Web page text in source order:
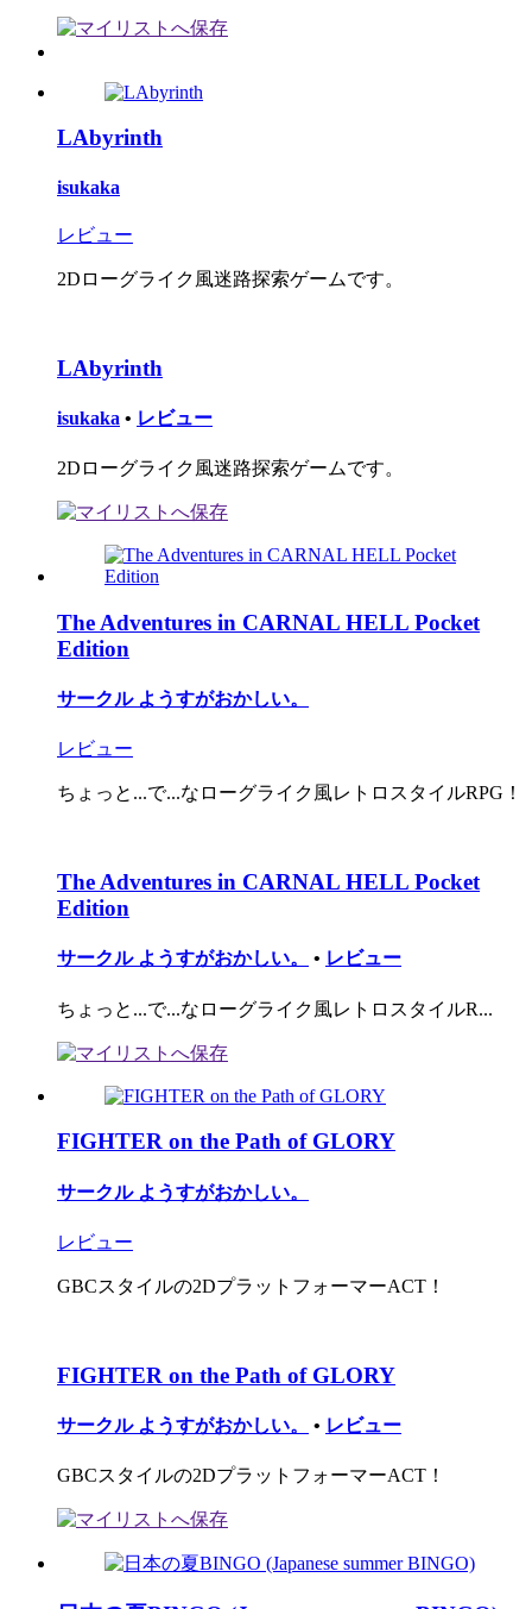
LAbyrinth
isukaka
レビュー
2Dローグライク風迷路探索ゲームです。
LAbyrinth
isukaka • レビュー
2Dローグライク風迷路探索ゲームです。
The Adventures in CARNAL HELL Pocket
Edition
サークル ようすがおかしい。
レビュー
ちょっと...で...なローグライク風レトロスタイルRPG！
The Adventures in CARNAL HELL Pocket
Edition
サークル ようすがおかしい。 • レビュー
ちょっと...で...なローグライク風レトロスタイルR...
FIGHTER on the Path of GLORY
サークル ようすがおかしい。
レビュー
GBCスタイルの2DプラットフォーマーACT！
FIGHTER on the Path of GLORY
サークル ようすがおかしい。 • レビュー
GBCスタイルの2DプラットフォーマーACT！